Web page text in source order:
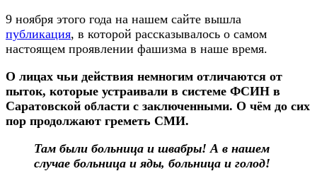
9 ноября этого года на нашем сайте вышла
публикация, в которой рассказывалось о самом
настоящем проявлении фашизма в наше время.
О лицах чьи действия немногим отличаются от
пыток, которые устраивали в системе ФСИН в
Саратовской области с заключенными. О чём до сих
пор продолжают греметь СМИ.
Там были больница и швабры! А в нашем
случае больница и яды, больница и голод!